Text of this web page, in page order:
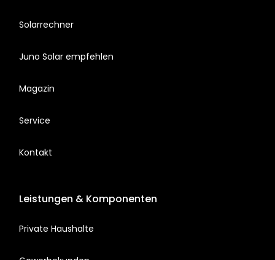
Solarrechner
Juno Solar empfehlen
Magazin
Service
Kontakt
Leistungen & Komponenten
Private Haushalte